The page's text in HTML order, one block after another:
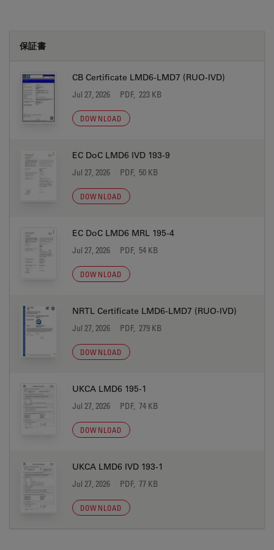
保証書
CB Certificate LMD6-LMD7 (RUO-IVD)
Jul 27, 2026 PDF, 223 KB
DOWNLOAD
EC DoC LMD6 IVD 193-9
Jul 27, 2026 PDF, 50 KB
DOWNLOAD
EC DoC LMD6 MRL 195-4
Jul 27, 2026 PDF, 54 KB
DOWNLOAD
NRTL Certificate LMD6-LMD7 (RUO-IVD)
Jul 27, 2026 PDF, 279 KB
DOWNLOAD
UKCA LMD6 195-1
Jul 27, 2026 PDF, 74 KB
DOWNLOAD
UKCA LMD6 IVD 193-1
Jul 27, 2026 PDF, 77 KB
DOWNLOAD